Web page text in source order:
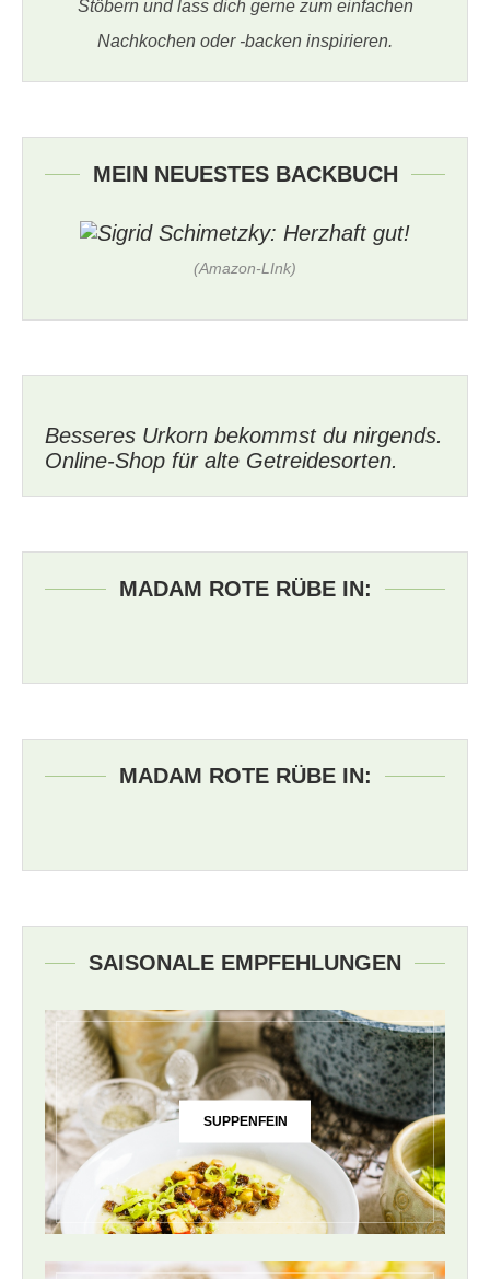
Stöbern und lass dich gerne zum einfachen
Nachkochen oder -backen inspirieren.
MEIN NEUESTES BACKBUCH
(Amazon-LInk)
Besseres Urkorn bekommst du nirgends.
Online-Shop für alte Getreidesorten.
MADAM ROTE RÜBE IN:
MADAM ROTE RÜBE IN:
SAISONALE EMPFEHLUNGEN
SUPPENFEIN